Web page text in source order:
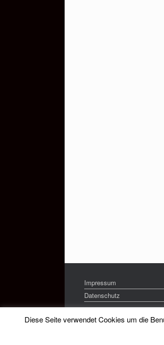
Impressum
Datenschutz
Diese Seite verwendet Cookies um die